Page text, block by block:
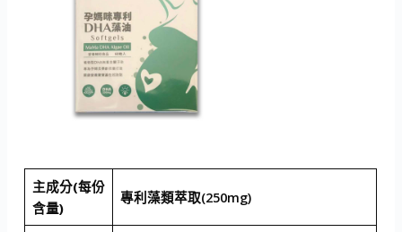
主成分(每份
含量)
專利藻類萃取(250mg)